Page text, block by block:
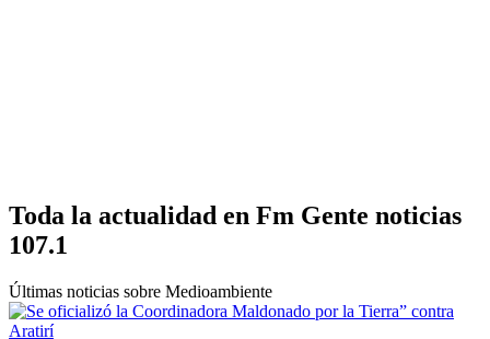
Toda la actualidad en Fm Gente noticias
107.1
Últimas noticias sobre Medioambiente